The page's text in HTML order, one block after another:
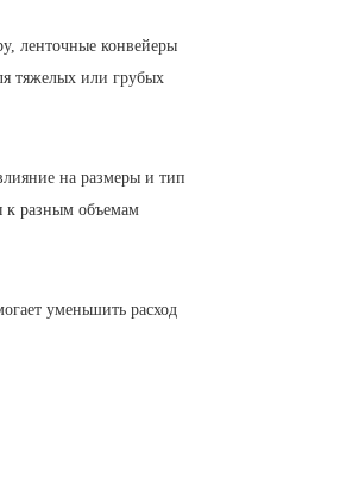
ленточные конвейеры
тяжелых или грубых
на размеры и тип
к разным объемам
уменьшить расход